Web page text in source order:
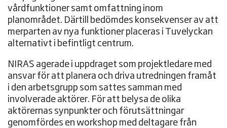
vårdfunktioner samt omfattning inom
planområdet. Därtill bedömdes konsekvenser av att
merparten av nya funktioner placeras i Tuvelyckan
alternativt i befintligt centrum.
NIRAS agerade i uppdraget som projektledare med
ansvar för att planera och driva utredningen framåt
i den arbetsgrupp som sattes samman med
involverade aktörer. För att belysa de olika
aktörernas synpunkter och förutsättningar
genomfördes en workshop med deltagare från